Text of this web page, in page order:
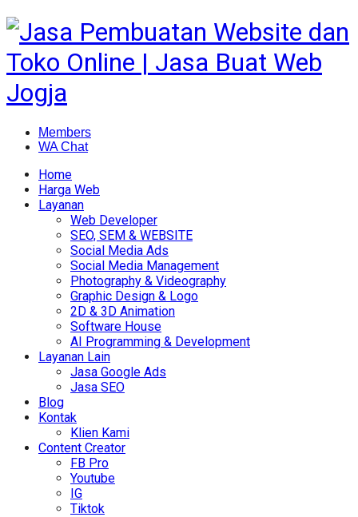
Members
WA Chat
Home
Harga Web
Layanan
Web Developer
SEO, SEM & WEBSITE
Social Media Ads
Social Media Management
Photography & Videography
Graphic Design & Logo
2D & 3D Animation
Software House
AI Programming & Development
Layanan Lain
Jasa Google Ads
Jasa SEO
Blog
Kontak
Klien Kami
Content Creator
FB Pro
Youtube
IG
Tiktok